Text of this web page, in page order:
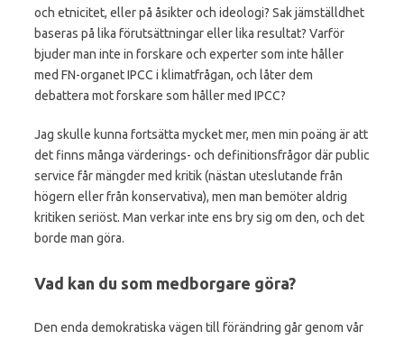
och etnicitet, eller på åsikter och ideologi? Sak jämställdhet
baseras på lika förutsättningar eller lika resultat? Varför
bjuder man inte in forskare och experter som inte håller
med FN-organet IPCC i klimatfrågan, och låter dem
debattera mot forskare som håller med IPCC?
Jag skulle kunna fortsätta mycket mer, men min poäng är att
det finns många värderings- och definitionsfrågor där public
service får mängder med kritik (nästan uteslutande från
högern eller från konservativa), men man bemöter aldrig
kritiken seriöst. Man verkar inte ens bry sig om den, och det
borde man göra.
Vad kan du som medborgare göra?
Den enda demokratiska vägen till förändring går genom vår